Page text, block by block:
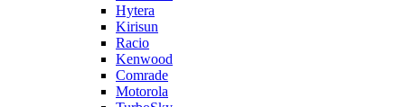
Hytera
Kirisun
Racio
Kenwood
Comrade
Motorola